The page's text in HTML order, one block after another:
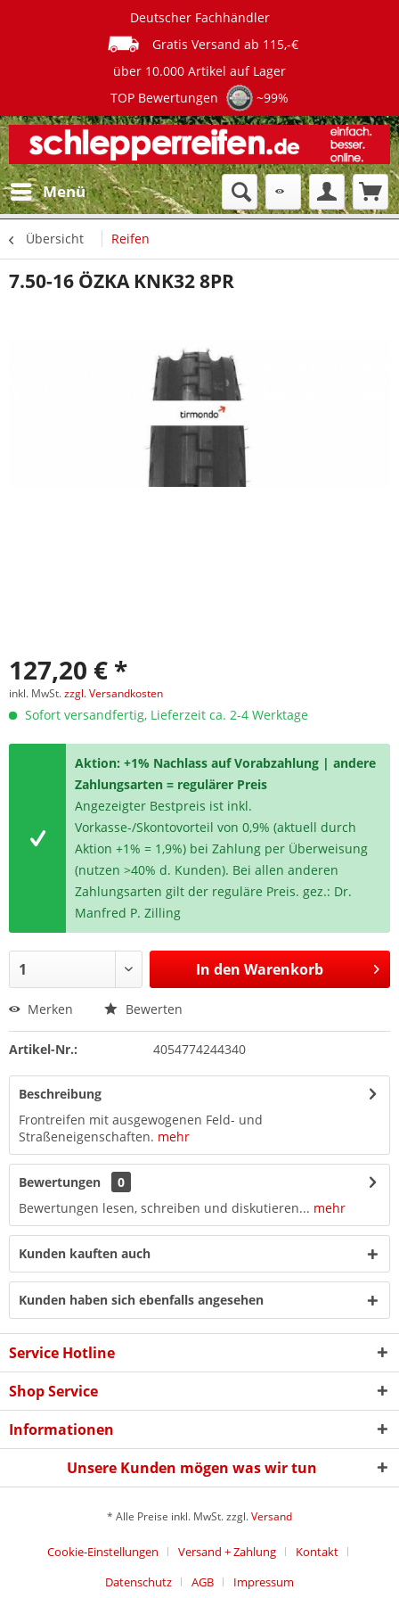
Deutscher Fachhändler
Gratis Versand ab 115,-€
über 10.000 Artikel auf Lager
TOP Bewertungen
~99%
Menü
Übersicht Reifen
7.50-16 ÖZKA KNK32 8PR
127,20 € *
inkl. MwSt.zzgl. Versandkosten
Sofort versandfertig, Lieferzeit ca. 2-4 Werktage
Aktion: +1% Nachlass auf Vorabzahlung | andere
Zahlungsarten = regulärer Preis
Angezeigter Bestpreis ist inkl.
Vorkasse-/Skontovorteil von 0,9% (aktuell durch
Aktion +1% = 1,9%) bei Zahlung per Überweisung
(nutzen >40% d. Kunden). Bei allen anderen
Zahlungsarten gilt der reguläre Preis. gez.: Dr.
Manfred P. Zilling
In den Warenkorb
Merken Bewerten
Artikel-Nr.: 4054774244340
Beschreibung
Frontreifen mit ausgewogenen Feld- und
Straßeneigenschaften. mehr
Bewertungen
0
Bewertungen lesen, schreiben und diskutieren... mehr
Kunden kauften auch
Kunden haben sich ebenfalls angesehen
Service Hotline
Shop Service
Informationen
Unsere Kunden mögen was wir tun
* Alle Preise inkl. MwSt. zzgl.Versand
Cookie-Einstellungen Versand + Zahlung
Kontakt
Datenschutz
AGB
Impressum